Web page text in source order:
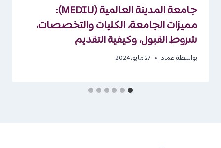
جامعة المدينة العالمية (MEDIU):
مميزات الجامعة، الكليات والتخصصات،
شروط القبول، وكيفية التقديم
بواسطة عماد 27 مايو، 2024